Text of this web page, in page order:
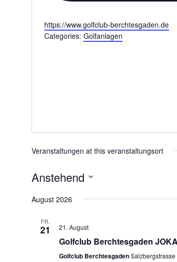
Website
https://www.golfclub-berchtesgaden.de
Categories: Golfanlagen
Veranstaltungen at this veranstaltungsort
Anstehend
wählen.
August 2026
FR.
21 21. August
Golfclub Berchtesgaden
Golfclub Berchtesgaden